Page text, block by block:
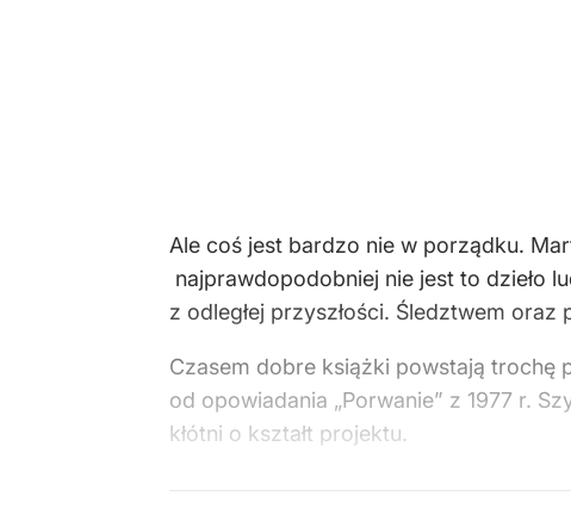
Ale coś jest bardzo nie w porządku.
najprawdopodobniej nie jest to dzieło
z odległej przyszłości. Śledztwem
Czasem dobre książki powstają trochę
od opowiadania „Porwanie” z 1977 r.
kłótni o kształt projektu.